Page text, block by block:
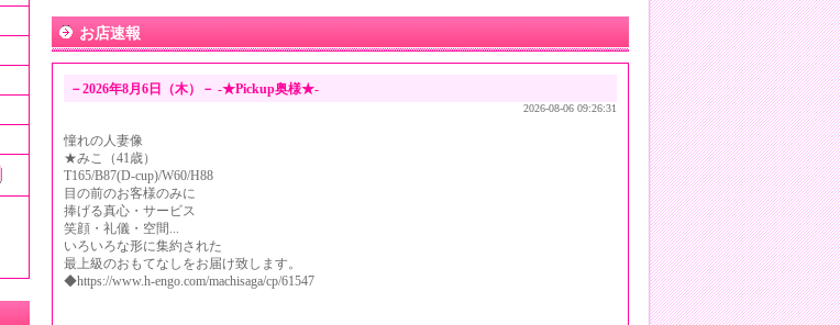
お店速報
－2026年8月6日（木）－ -★Pickup奥様★-
2026-08-06 09:26:31
憧れの人妻像
★みこ（41歳）
T165/B87(D-cup)/W60/H88
目の前のお客様のみに
捧げる真心・サービス
笑顔・礼儀・空間...
いろいろな形に集約された
最上級のおもてなしをお届け致します。
◆https://www.h-engo.com/machisaga/cp/61547